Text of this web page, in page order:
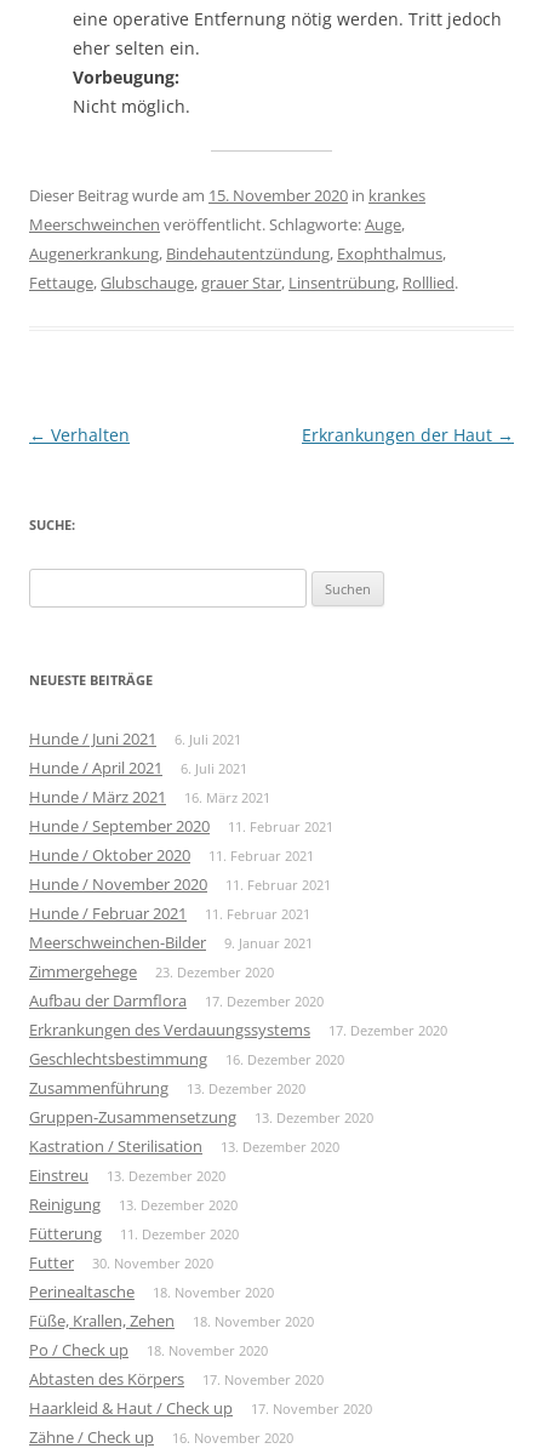
eine operative Entfernung nötig werden. Tritt jedoch
eher selten ein.
Vorbeugung:
Nicht möglich.
Dieser Beitrag wurde am 15. November 2020 in krankes
Meerschweinchen veröffentlicht. Schlagworte:Auge,
Augenerkrankung, Bindehautentzündung, Exophthalmus,
Fettauge,Glubschauge,grauer Star, Linsentrübung, Rolllied.
Beitragsnavigation
← Verhalten Erkrankungen der Haut →
SUCHE:
nach:
NEUESTE BEITRÄGE
Hunde / Juni 2021 6. Juli 2021
Hunde / April 2021 6. Juli 2021
Hunde / März 2021 16. März 2021
Hunde / September 2020 11. Februar 2021
Hunde / Oktober 2020 11. Februar 2021
Hunde / November 2020 11. Februar 2021
Hunde / Februar 2021 11. Februar 2021
Meerschweinchen-Bilder 9. Januar 2021
Zimmergehege 23. Dezember 2020
Aufbau der Darmflora 17. Dezember 2020
Erkrankungen des Verdauungssystems 17. Dezember 2020
Geschlechtsbestimmung 16. Dezember 2020
Zusammenführung 13. Dezember 2020
Gruppen-Zusammensetzung 13. Dezember 2020
Kastration / Sterilisation 13. Dezember 2020
Einstreu 13. Dezember 2020
Reinigung 13. Dezember 2020
Fütterung 11. Dezember 2020
Futter 30. November 2020
Perinealtasche 18. November 2020
Füße, Krallen, Zehen 18. November 2020
Po / Check up 18. November 2020
Abtasten des Körpers 17. November 2020
Haarkleid & Haut / Check up 17. November 2020
Zähne / Check up 16. November 2020